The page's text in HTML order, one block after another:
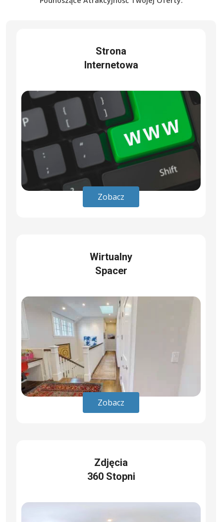
Strona
Internetowa
Zobacz
Wirtualny
Spacer
Zobacz
Zdjęcia
360 Stopni